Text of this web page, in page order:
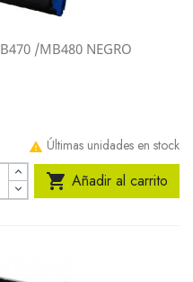
/MB480 NEGRO
 Últimas unidades en stock
 Añadir al carrito